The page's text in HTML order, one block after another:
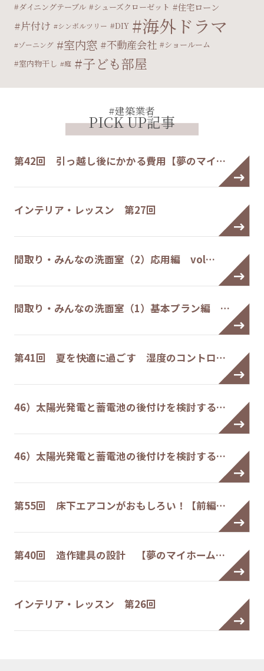
ダイニングテーブル シューズクローゼット 住宅ローン
片付け シンボルツリー DIY 海外ドラマ
ゾーニング 室内窓 不動産会社
ショールーム
室内物干し
庭 子ども部屋
#建築業者
PICK UP記事
第42回 引っ越し後にかかる費用【夢のマイ…
インテリア・レッスン 第27回
間取り・みんなの洗面室（2）応用編 vol…
間取り・みんなの洗面室（1）基本プラン編 …
第41回 夏を快適に過ごす 湿度のコントロ…
46）太陽光発電と蓄電池の後付けを検討する…
46）太陽光発電と蓄電池の後付けを検討する…
第55回 床下エアコンがおもしろい！【前編…
第40回 造作建具の設計 【夢のマイホーム…
インテリア・レッスン 第26回